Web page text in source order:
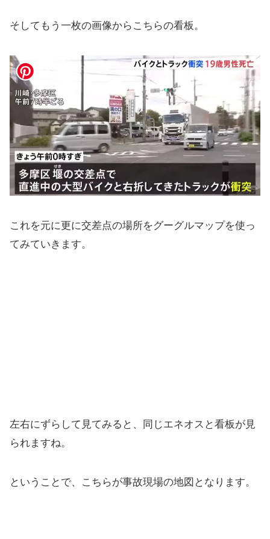
そしてもう一枚の画像からこちらの看板。
これを元に更に交差点の場所をグーグルマップを使っ
てみていきます。
左右にずらして見てみると、同じエネオスと看板が見
られますね。
ということで、こちらが事故現場の地図となります。